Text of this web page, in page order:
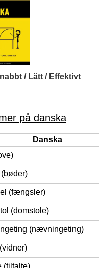
/ Lätt / Effektivt
på danska
Danska
(fængsler)
(domstole)
(nævningeting)
(tiltalte)